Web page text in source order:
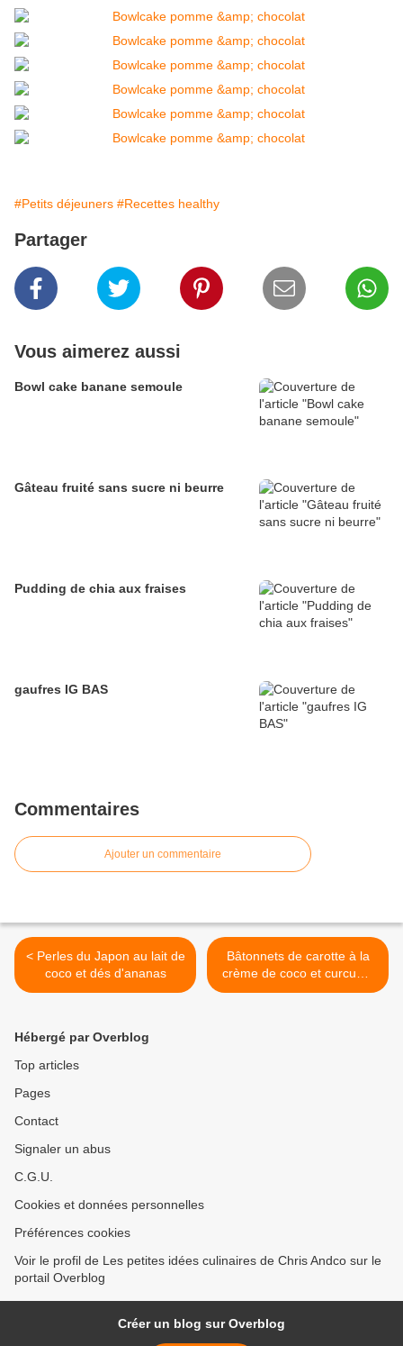
#Petits déjeuners #Recettes healthy
Partager
Vous aimerez aussi
Bowl cake banane semoule
Gâteau fruité sans sucre ni beurre
Pudding de chia aux fraises
gaufres IG BAS
Commentaires
Ajouter un commentaire
< Perles du Japon au lait de
coco et dés d'ananas
Bâtonnets de carotte à la
crème de coco et curcuma
>
Hébergé par Overblog
Top articles
Pages
Contact
Signaler un abus
C.G.U.
Cookies et données personnelles
Préférences cookies
Voir le profil de Les petites idées culinaires de Chris Andco sur le
portail Overblog
Créer un blog sur Overblog